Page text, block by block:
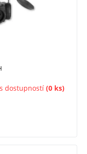
dostupností (0 ks)